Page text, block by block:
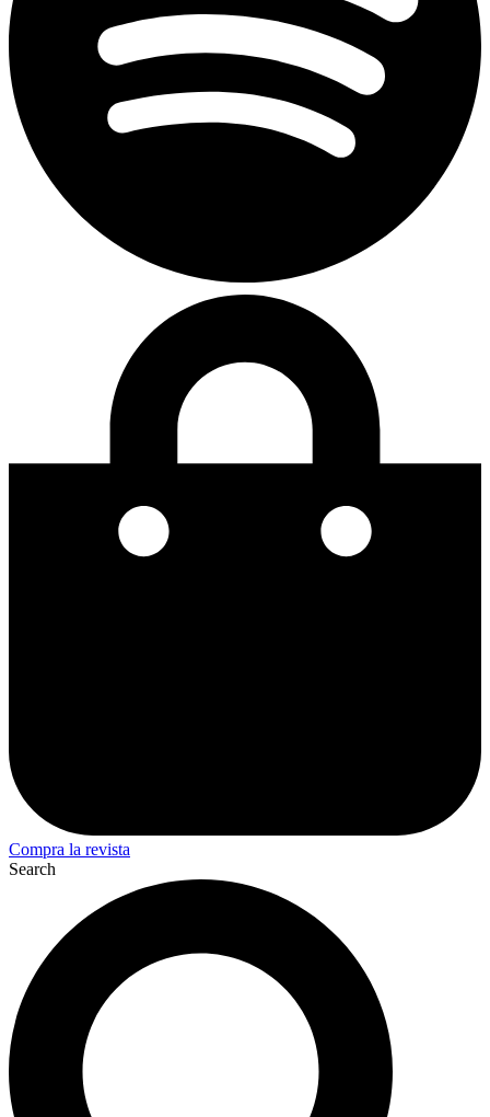
Compra la revista
Search